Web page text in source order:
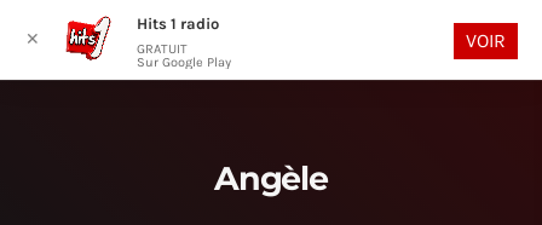
play_arrow
Angèle
✕
Hits 1 radio
GRATUIT
Sur Google Play
VOIR